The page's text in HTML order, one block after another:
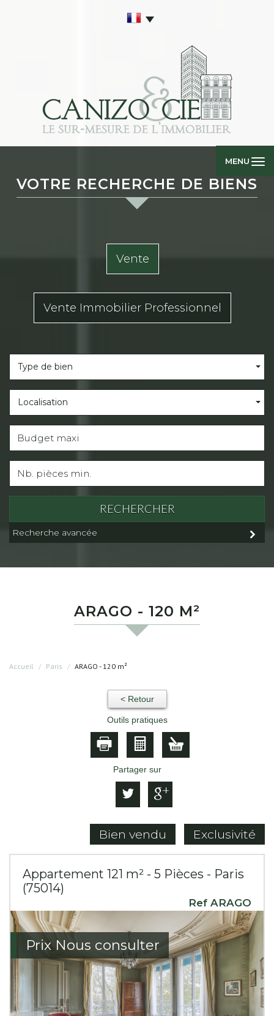
MENU
VOTRE RECHERCHE DE BIENS
Vente
Vente Immobilier Professionnel
Type de bien
Localisation
RECHERCHER
Recherche avancée
ARAGO - 120 M²
Accueil Paris ARAGO - 120 m²
< Retour
Outils pratiques
Partager sur
Bien vendu Exclusivité
Appartement 121 m² - 5 Pièces - Paris
(75014)
Ref ARAGO
PrixNous consulter